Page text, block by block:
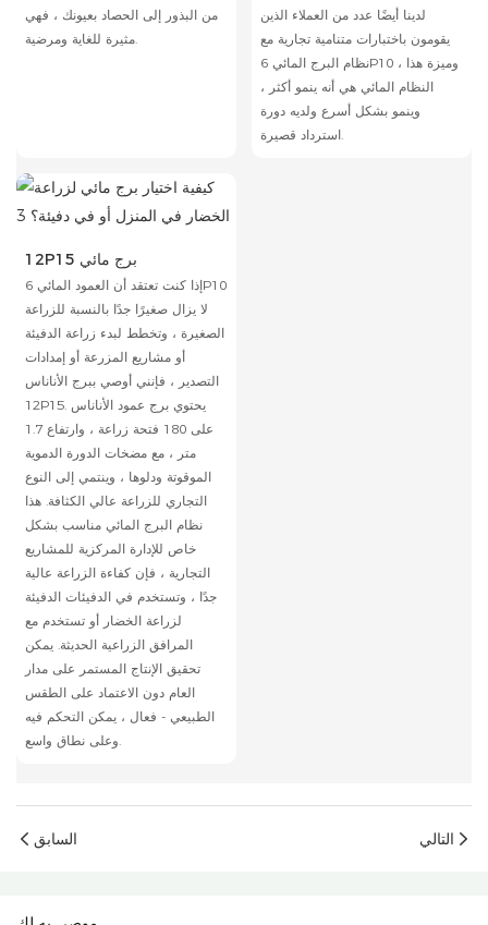
من البذور إلى الحصاد بعيونك ، فهي
لدينا أيضًا عدد من العملاء الذين
يقومون باختبارات متنامية تجارية مع
نظام البرج المائي 6P10 ، وميزة هذا
النظام المائي هي أنه ينمو أكثر ،
وينمو بشكل أسرع ولديه دورة
استرداد قصيرة.
12P15 برج مائي
إذا كنت تعتقد أن العمود المائي 6P10
لا يزال صغيرًا جدًا بالنسبة للزراعة
الصغيرة ، وتخطط لبدء زراعة الدفيئة
أو مشاريع المزرعة أو إمدادات
التصدير ، فإنني أوصي ببرج الأناناس
12P15. يحتوي برج عمود الأناناس
على 180 فتحة زراعة ، وارتفاع 1.7
متر ، مع مضخات الدورة الدموية
الموقوتة ودلوها ، وينتمي إلى النوع
التجاري للزراعة عالي الكثافة. هذا
نظام البرج المائي مناسب بشكل
خاص للإدارة المركزية للمشاريع
التجارية ، فإن كفاءة الزراعة عالية
جدًا ، وتستخدم في الدفيئات الدفيئة
لزراعة الخضار أو تستخدم مع
المرافق الزراعية الحديثة. يمكن
تحقيق الإنتاج المستمر على مدار
العام دون الاعتماد على الطقس
الطبيعي - فعال ، يمكن التحكم فيه
السابق التالي